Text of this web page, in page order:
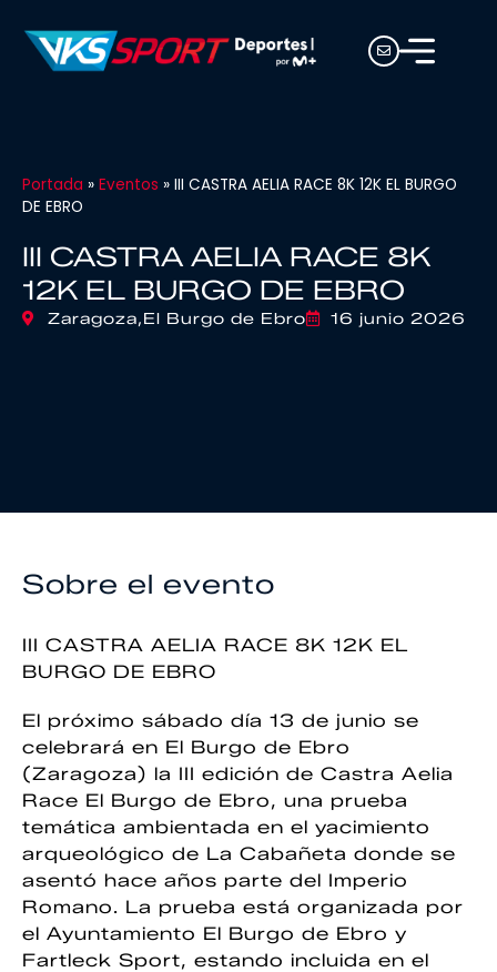
Portada » Eventos » III CASTRA AELIA RACE 8K 12K EL BURGO
DE EBRO
III CASTRA AELIA RACE 8K
12K EL BURGO DE EBRO
Zaragoza,El Burgo de Ebro 16 junio 2026
Sobre el evento
III CASTRA AELIA RACE 8K 12K EL
BURGO DE EBRO
El próximo sábado día 13 de junio se
celebrará en El Burgo de Ebro
(Zaragoza) la III edición de Castra Aelia
Race El Burgo de Ebro, una prueba
temática ambientada en el yacimiento
arqueológico de La Cabañeta donde se
asentó hace años parte del Imperio
Romano. La prueba está organizada por
el Ayuntamiento El Burgo de Ebro y
Fartleck Sport, estando incluida en el